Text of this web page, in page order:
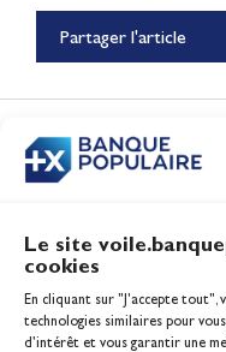
Le site
cookies
En cliquant sur "J'accepte tout",
technologies similaires pour
d’intérêt et vous garantir une
Partager l'article
d'eau
Inscription
Contact